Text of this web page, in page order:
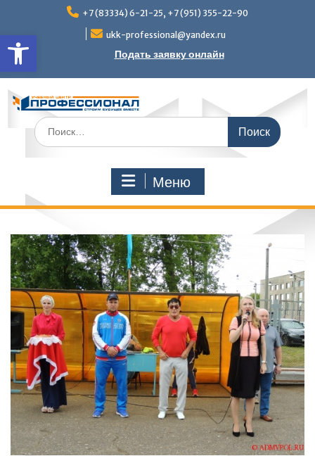
Открыть панель
содержимому
+7 (83334) 6-21-25, +7 (951) 355-22-90
ukk-professional@yandex.ru
Подать заявку онлайн
Поиск
по:
Меню